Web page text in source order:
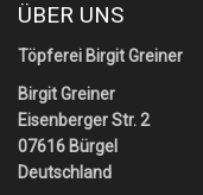
ÜBER UNS
Töpferei Birgit Greiner
Birgit Greiner
Eisenberger Str. 2
07616 Bürgel
Deutschland